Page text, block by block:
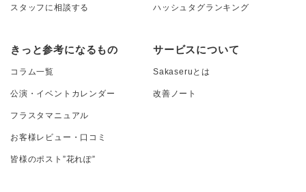
スタッフに相談する ハッシュタグランキング
きっと参考になるもの
コラム一覧
公演・イベントカレンダー
フラスタマニュアル
お客様レビュー・口コミ
皆様のポスト”花れぽ”
サービスについて
Sakaseruとは
改善ノート